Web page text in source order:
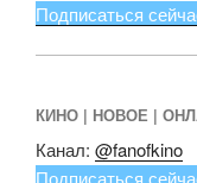
Подписаться
КИНО | НОВОЕ |
Канал: @fanofkino
Подписаться